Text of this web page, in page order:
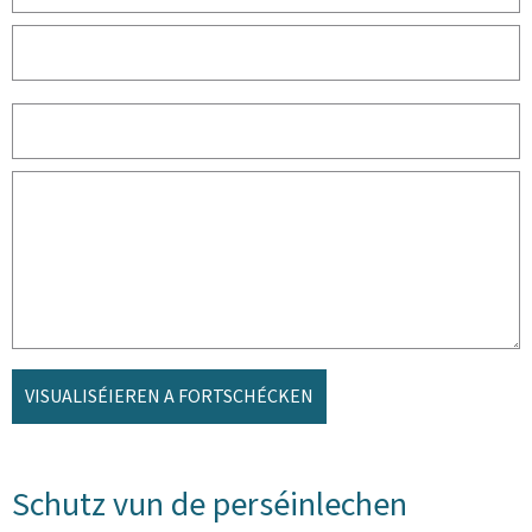
VISUALISÉIEREN A FORTSCHÉCKEN
Schutz vun de perséinlechen